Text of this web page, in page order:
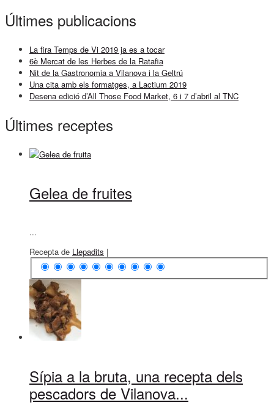
Últimes publicacions
La fira Temps de Vi 2019 ja es a tocar
6è Mercat de les Herbes de la Ratafia
Nit de la Gastronomia a Vilanova i la Geltrú
Una cita amb els formatges, a Lactium 2019
Desena edició d’All Those Food Market, 6 i 7 d’abril al TNC
Últimes receptes
Gelea de fruites
...
Recepta de Llepadits |
Sípia a la bruta, una recepta dels
pescadors de Vilanova...